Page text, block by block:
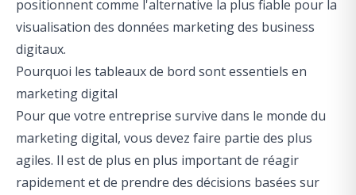
positionnent comme l'alternative la plus fiable pour la
visualisation des données marketing des business
digitaux.
Pourquoi les tableaux de bord sont essentiels en
marketing digital
Pour que votre entreprise survive dans le monde du
marketing digital, vous devez faire partie des plus
agiles. Il est de plus en plus important de réagir
rapidement et de prendre des décisions basées sur